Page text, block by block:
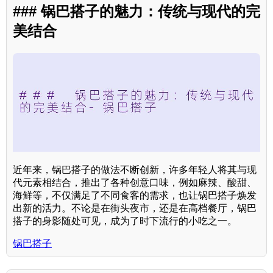
### 锅巴搭子的魅力：传统与现代的完
美结合
近年来，锅巴搭子的做法不断创新，许多年轻人将其与现
代元素相结合，推出了各种创意口味，例如麻辣、酸甜、
海鲜等，不仅满足了不同食客的需求，也让锅巴搭子焕发
出新的活力。不论是在街头夜市，还是在高档餐厅，锅巴
搭子的身影随处可见，成为了时下流行的小吃之一。
锅巴搭子